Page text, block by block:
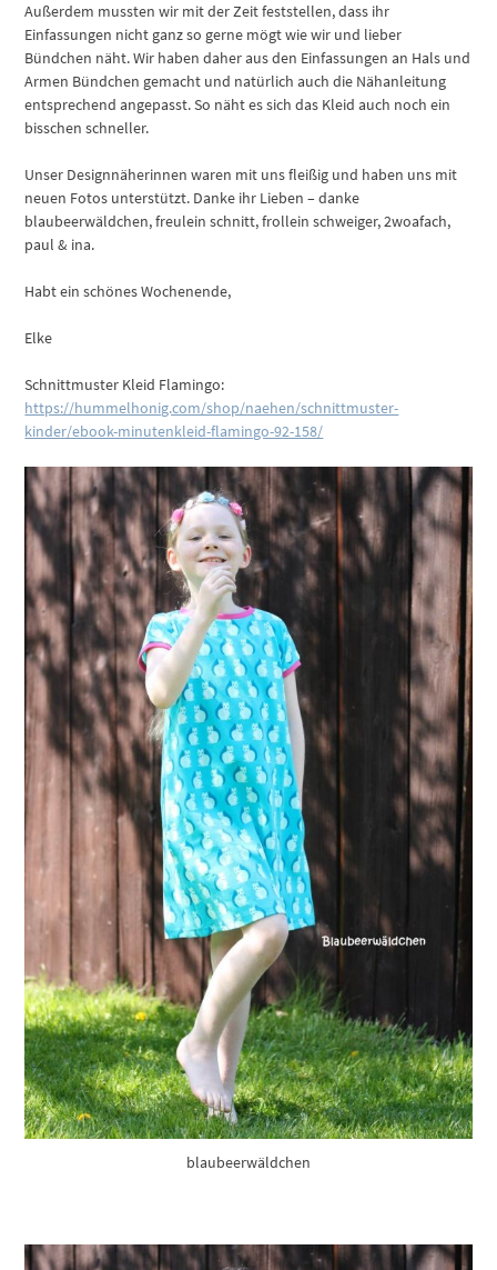
Außerdem mussten wir mit der Zeit feststellen, dass ihr
Einfassungen nicht ganz so gerne mögt wie wir und lieber
Bündchen näht. Wir haben daher aus den Einfassungen an Hals und
Armen Bündchen gemacht und natürlich auch die Nähanleitung
entsprechend angepasst. So näht es sich das Kleid auch noch ein
bisschen schneller.
Unser Designnäherinnen waren mit uns fleißig und haben uns mit
neuen Fotos unterstützt. Danke ihr Lieben – danke
blaubeerwäldchen, freulein schnitt, frollein schweiger, 2woafach,
paul & ina.
Habt ein schönes Wochenende,
Elke
Schnittmuster Kleid Flamingo:
https://hummelhonig.com/shop/naehen/schnittmuster-
kinder/ebook-minutenkleid-flamingo-92-158/
blaubeerwäldchen